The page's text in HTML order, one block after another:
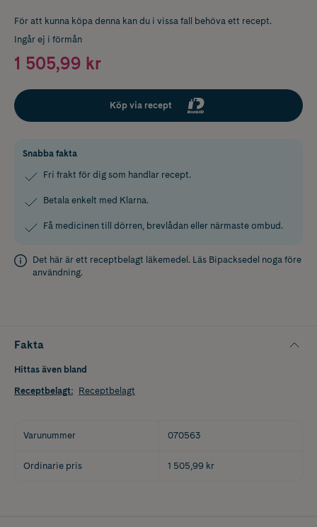
För att kunna köpa denna kan du i vissa fall behöva ett recept.
Ingår ej i förmån
1 505,99 kr
Köp via recept
Snabba fakta
Fri frakt för dig som handlar recept.
Betala enkelt med Klarna.
Få medicinen till dörren, brevlådan eller närmaste ombud.
Det här är ett receptbelagt läkemedel. Läs Bipacksedel noga före
användning.
Fakta
Hittas även bland
Receptbelagt: Receptbelagt
Varunummer 070563
Ordinarie pris 1 505,99 kr